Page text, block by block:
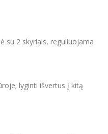
su 2 skyriais, reguliuojama
lyginti išvertus į kitą